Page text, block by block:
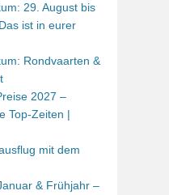
29. August bis
ist in eurer
Rondvaarten &
2027 –
Top-Zeiten |
mit dem
& Frühjahr –